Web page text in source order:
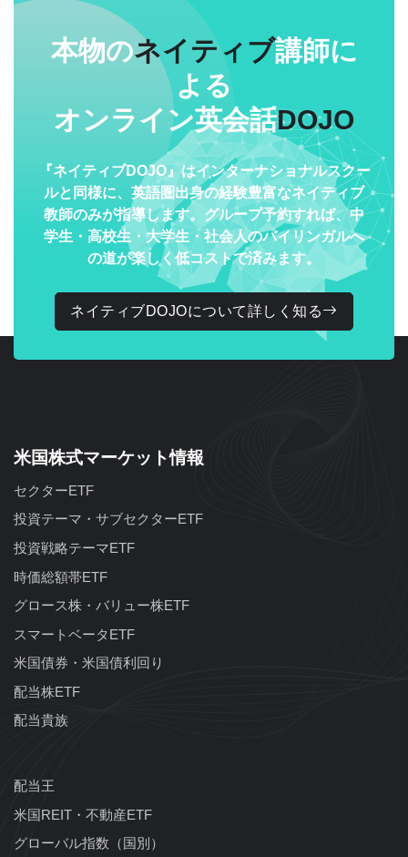
本物のネイティブ講師に
よる
オンライン英会話DOJO
『ネイティブDOJO』はインターナショナルスクー
ルと同様に、英語圏出身の経験豊富なネイティブ
教師のみが指導します。グループ予約すれば、中
学生・高校生・大学生・社会人のバイリンガルへ
の道が楽しく低コストで済みます。
ネイティブDOJOについて詳しく知る
米国株式マーケット情報
セクターETF
投資テーマ・サブセクターETF
投資戦略テーマETF
時価総額帯ETF
グロース株・バリュー株ETF
スマートベータETF
米国債券・米国債利回り
配当株ETF
配当貴族
配当王
米国REIT・不動産ETF
グローバル指数（国別）